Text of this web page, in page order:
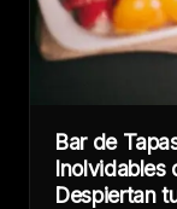
Bar de
Inolvidables
Despiertan